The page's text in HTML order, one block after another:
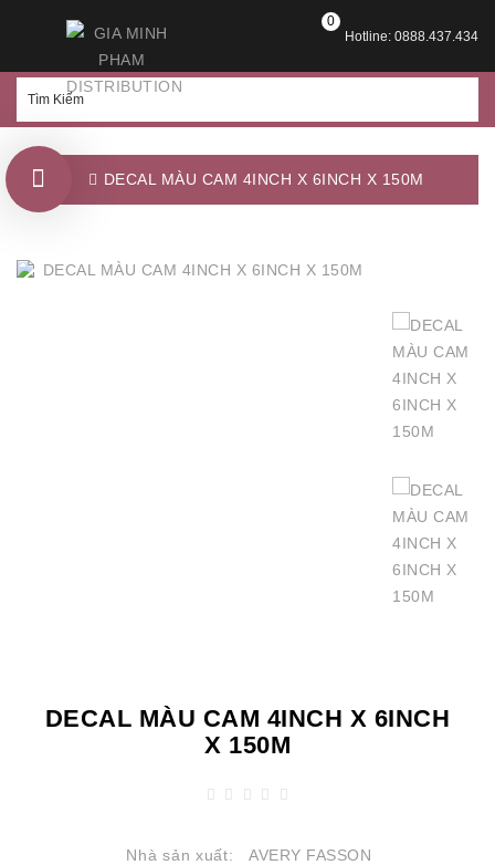
Hotline: 0888.437.434
0
DECAL MÀU CAM 4INCH X 6INCH X 150M
DECAL MÀU CAM 4INCH X 6INCH
X 150M
Nhà sản xuất:
AVERY FASSON